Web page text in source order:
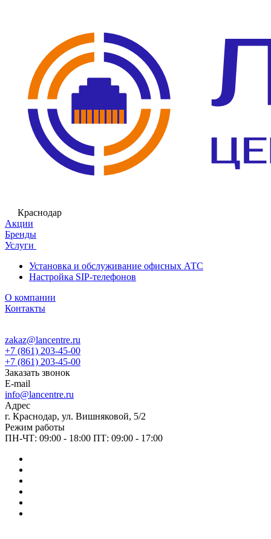
Краснодар
Акции
Бренды
Услуги
Установка и обслуживание офисных АТС
Настройка SIP-телефонов
О компании
Контакты
zakaz@lancentre.ru
+7 (861) 203-45-00
+7 (861) 203-45-00
Заказать звонок
E-mail
info@lancentre.ru
Адрес
г. Краснодар, ул. Вишняковой, 5/2
Режим работы
ПН-ЧТ: 09:00 - 18:00 ПТ: 09:00 - 17:00